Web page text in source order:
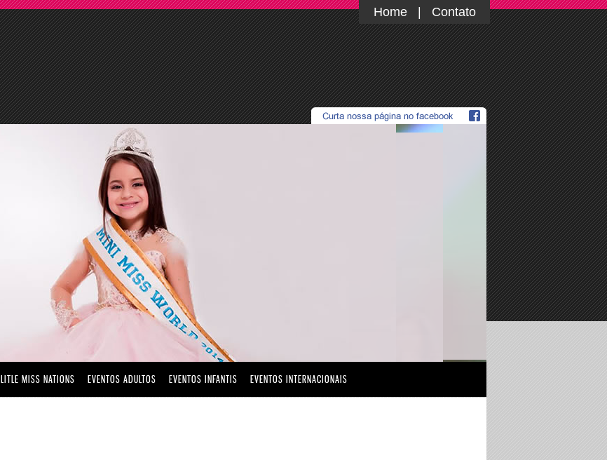
Home| Contato
LITLE MISS NATIONS EVENTOS ADULTOS EVENTOS INFANTIS EVENTOS INTERNACIONAIS